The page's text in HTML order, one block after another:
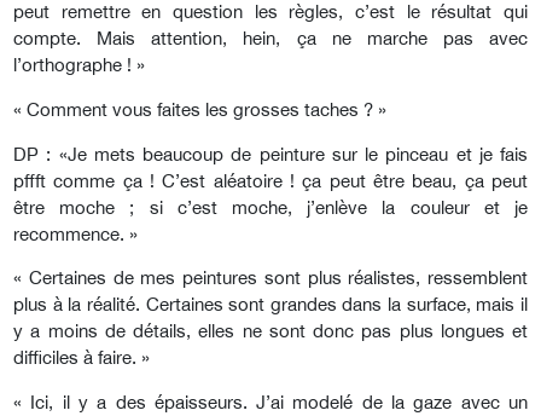
peut remettre en question les règles, c’est le résultat qui
compte. Mais attention, hein, ça ne marche pas avec
l’orthographe ! »
« Comment vous faites les grosses taches ? »
DP : «Je mets beaucoup de peinture sur le pinceau et je fais
pffft comme ça ! C’est aléatoire ! ça peut être beau, ça peut
être moche ; si c’est moche, j’enlève la couleur et je
recommence. »
« Certaines de mes peintures sont plus réalistes, ressemblent
plus à la réalité. Certaines sont grandes dans la surface, mais il
y a moins de détails, elles ne sont donc pas plus longues et
difficiles à faire. »
« Ici, il y a des épaisseurs. J’ai modelé de la gaze avec un